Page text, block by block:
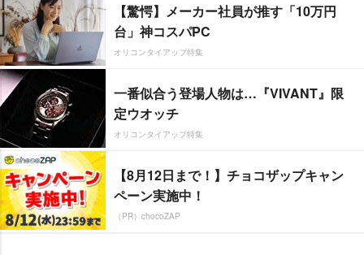
【驚愕】メーカー社員が推す「10万円
台」神コスパPC
オリコンタイアップ特集
一番似合う登場人物は…『VIVANT』限
定ウオッチ
オリコンタイアップ特集
【8月12日まで！】チョコザップキャン
ペーン実施中！
（PR）chocoZAP